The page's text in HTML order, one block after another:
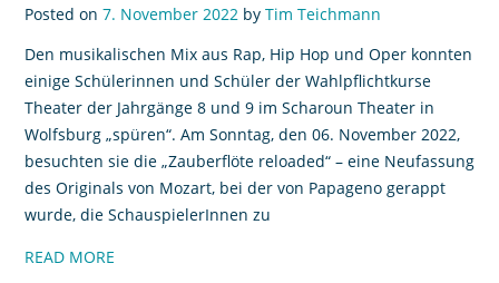
Posted on 7. November 2022 by Tim Teichmann
Den musikalischen Mix aus Rap, Hip Hop und Oper konnten
einige Schülerinnen und Schüler der Wahlpflichtkurse
Theater der Jahrgänge 8 und 9 im Scharoun Theater in
Wolfsburg „spüren“. Am Sonntag, den 06. November 2022,
besuchten sie die „Zauberflöte reloaded“ – eine Neufassung
des Originals von Mozart, bei der von Papageno gerappt
wurde, die SchauspielerInnen zu
READ MORE